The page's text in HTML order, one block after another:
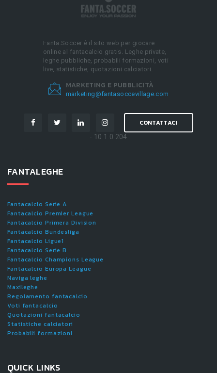
Fanta.Soccer è il sito web per giocare
online al fantacalcio gratis. Leghe private,
leghe pubbliche, probabili formazioni, voti
live, statistiche, quotazioni calciatori.
MARKETING E PUBBLICITÀ
marketing@fantasoccevillage.com
CONTATTACI
- 10.1.0.204
FANTALEGHE
Fantacalcio Serie A
Fantacalcio Premier League
Fantacalcio Primera Division
Fantacalcio Bundesliga
Fantacalcio Ligue1
Fantacalcio Serie B
Fantacalcio Champions League
Fantacalcio Europa League
Naviga leghe
Maxileghe
Regolamento fantacalcio
Voti fantacalcio
Quotazioni fantacalcio
Statistiche calciatori
Probabili formazioni
QUICK LINKS